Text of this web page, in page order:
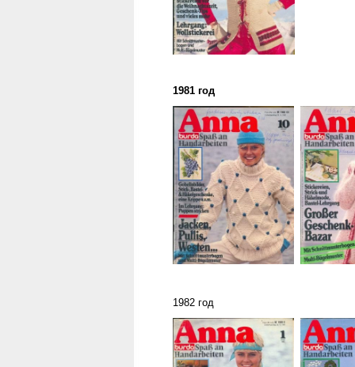
1981 год
1982 год